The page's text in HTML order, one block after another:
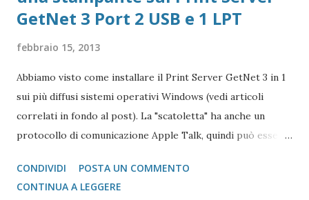
GetNet 3 Port 2 USB e 1 LPT
febbraio 15, 2013
Abbiamo visto come installare il Print Server GetNet 3 in 1
sui più diffusi sistemi operativi Windows (vedi articoli
correlati in fondo al post). La "scatoletta" ha anche un
protocollo di comunicazione Apple Talk, quindi può essere
gestione post script integrata (quasi tutte le stampanti
salvo quelle del gruppo Ricoh che hanno bisogno di un
CONDIVIDI
POSTA UN COMMENTO
CONTINUA A LEGGERE